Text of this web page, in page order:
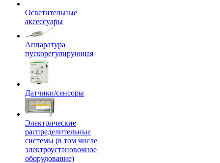
Осветительные
аксессуары
Аппаратура
пускорегулирующая
Датчики/сенсоры
Электрические
распределительные
системы (в том числе
электроустановочное
оборудование)